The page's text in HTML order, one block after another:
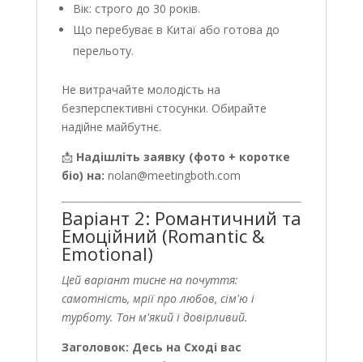
Вік: строго до 30 років.
Що перебуває в Китаї або готова до
перельоту.
Не витрачайте молодість на
безперспективні стосунки. Обирайте
надійне майбутнє.
📩 Надішліть заявку (фото + коротке
біо) на: nolan@meetingboth.com
Варіант 2: Романтичний та
Емоційний (Romantic &
Emotional)
Цей варіант тисне на почуття:
самотність, мрії про любов, сім'ю і
турботу. Тон м'який і довірливий.
Заголовок: Десь на Сході вас